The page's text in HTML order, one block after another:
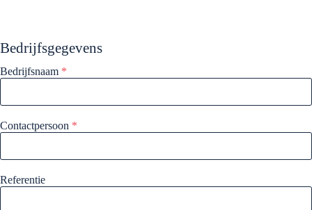
Bedrijfsgegevens
Bedrijfsnaam *
Contactpersoon *
Referentie